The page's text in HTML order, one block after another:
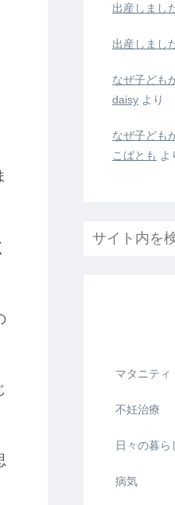
出産しまし
出産しまし
なぜ子ども
daisy より
なぜ子ども
こばとも よ
マタニティ
不妊治療
日々の暮ら
病気